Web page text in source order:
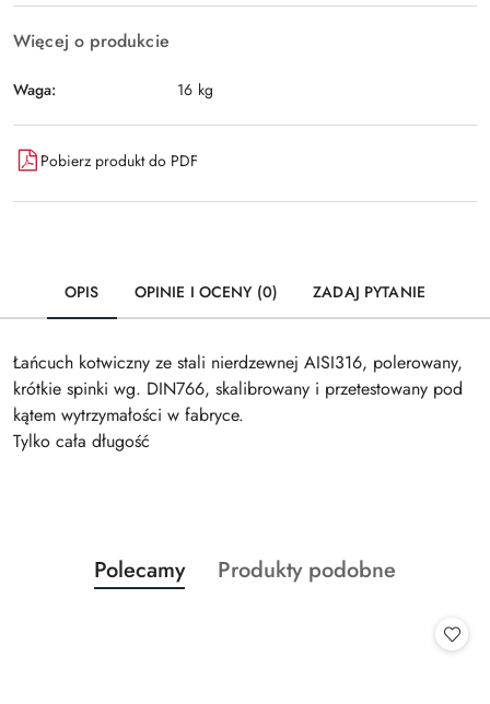
Więcej o produkcie
Waga: 16 kg
Pobierz produkt do PDF
OPIS OPINIE I OCENY (0) ZADAJ PYTANIE
Łańcuch kotwiczny ze stali nierdzewnej AISI316, polerowany,
krótkie spinki wg. DIN766, skalibrowany i przetestowany pod
kątem wytrzymałości w fabryce.
Tylko cała długość
Pomiń karuzelę produktów
Produkty
o
Polecamy
Produkty
Produkty podobne